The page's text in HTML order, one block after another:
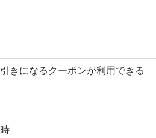
きになるクーポンが利用できる